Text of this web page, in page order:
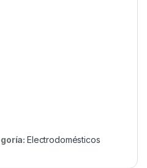
Electrodomésticos